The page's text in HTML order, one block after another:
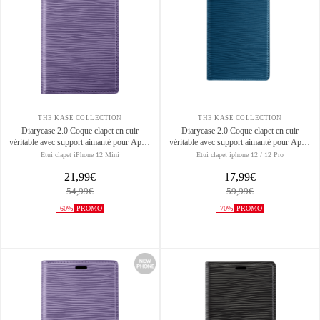
THE KASE COLLECTION
Diarycase 2.0 Coque clapet en cuir
véritable avec support aimanté pour Apple
iPhone 12 mini, Violet Lilas
Etui clapet iPhone 12 Mini
21,99€
54,99€
-60% PROMO
THE KASE COLLECTION
Diarycase 2.0 Coque clapet en cuir
véritable avec support aimanté pour Apple
iPhone 12/12 Pro, Bleu Égée
Etui clapet iphone 12 / 12 Pro
17,99€
59,99€
-70% PROMO